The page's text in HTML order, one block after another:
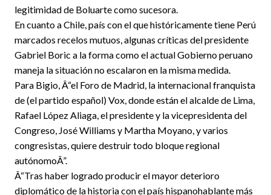
legitimidad de Boluarte como sucesora.
En cuanto a Chile, país con el que históricamente tiene Perú
marcados recelos mutuos, algunas críticas del presidente
Gabriel Boric a la forma como el actual Gobierno peruano
maneja la situación no escalaron en la misma medida.
Para Bigio, Â“el Foro de Madrid, la internacional franquista
de (el partido español) Vox, donde están el alcalde de Lima,
Rafael López Aliaga, el presidente y la vicepresidenta del
Congreso, José Williams y Martha Moyano, y varios
congresistas, quiere destruir todo bloque regional
autónomoÂ”.
Â“Tras haber logrado producir el mayor deterioro
diplomático de la historia con el país hispanohablante más